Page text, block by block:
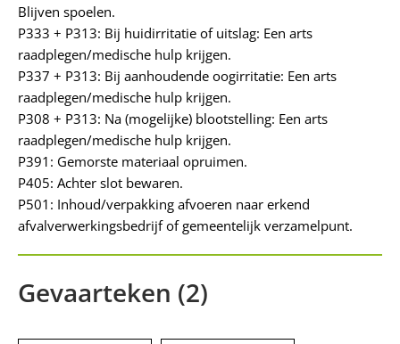
Blijven spoelen.
P333 + P313: Bij huidirritatie of uitslag: Een arts
raadplegen/medische hulp krijgen.
P337 + P313: Bij aanhoudende oogirritatie: Een arts
raadplegen/medische hulp krijgen.
P308 + P313: Na (mogelijke) blootstelling: Een arts
raadplegen/medische hulp krijgen.
P391: Gemorste materiaal opruimen.
P405: Achter slot bewaren.
P501: Inhoud/verpakking afvoeren naar erkend
afvalverwerkingsbedrijf of gemeentelijk verzamelpunt.
Gevaarteken (2)